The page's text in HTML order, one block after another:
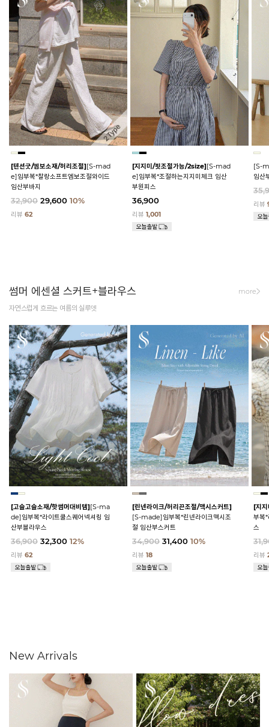
[텐션굿/엠보소재/허리조절][S-mad
e]임부복*찰랑소프트엠보조절와이드
임산부바지
32,900 29,600 10%
리뷰 62
[지지미/핏조절가능/2size][S-mad
e]임부복*조절하는지지미체크 임산
부원피스
36,900
리뷰1,001
[S-
임산
리뷰
썸머 에센셜 스커트+블라우스
자연스럽게 흐르는 여름의 실루엣
more
[고슬고슬소재/핫썸머대비템][S-ma
de]임부복*라이트쿨스퀘어넥셔링 임
산부블라우스
36,900 32,300 12%
리뷰 62
[린넨라이크/허리끈조절/맥시스커트]
[S-made]임부복*린넨라이크맥시조
절 임산부스커트
34,900 31,400 10%
리뷰18
[지
부복
스
리뷰
New Arrivals